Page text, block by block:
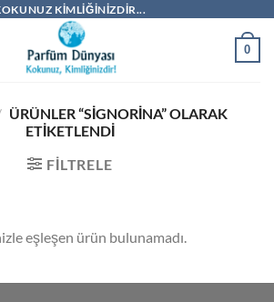
KIMLIĞINIZDIR...
0
ÜRÜNLER “SIGNORINA” OLARAK
ETIKETLENDI
FILTRELE
eşleşen ürün bulunamadı.